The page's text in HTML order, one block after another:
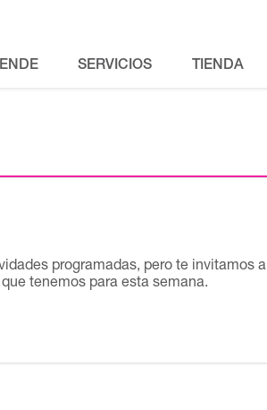
SERVICIOS TIENDA
programadas, pero te invitamos a
tenemos para esta semana.